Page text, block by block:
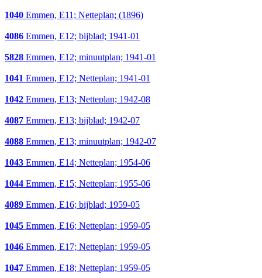
1040 Emmen, E11; Netteplan; (1896)
4086 Emmen, E12; bijblad; 1941-01
5828 Emmen, E12; minuutplan; 1941-01
1041 Emmen, E12; Netteplan; 1941-01
1042 Emmen, E13; Netteplan; 1942-08
4087 Emmen, E13; bijblad; 1942-07
4088 Emmen, E13; minuutplan; 1942-07
1043 Emmen, E14; Netteplan; 1954-06
1044 Emmen, E15; Netteplan; 1955-06
4089 Emmen, E16; bijblad; 1959-05
1045 Emmen, E16; Netteplan; 1959-05
1046 Emmen, E17; Netteplan; 1959-05
1047 Emmen, E18; Netteplan; 1959-05